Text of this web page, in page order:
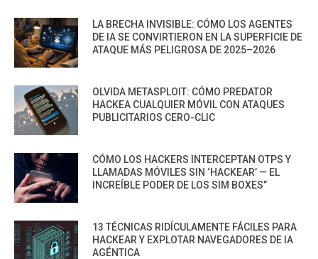
LA BRECHA INVISIBLE: CÓMO LOS AGENTES
DE IA SE CONVIRTIERON EN LA SUPERFICIE DE
ATAQUE MÁS PELIGROSA DE 2025–2026
OLVIDA METASPLOIT: CÓMO PREDATOR
HACKEA CUALQUIER MÓVIL CON ATAQUES
PUBLICITARIOS CERO-CLIC
CÓMO LOS HACKERS INTERCEPTAN OTPS Y
LLAMADAS MÓVILES SIN ‘HACKEAR’ — EL
INCREÍBLE PODER DE LOS SIM BOXES”
13 TÉCNICAS RIDÍCULAMENTE FÁCILES PARA
HACKEAR Y EXPLOTAR NAVEGADORES DE IA
AGÉNTICA